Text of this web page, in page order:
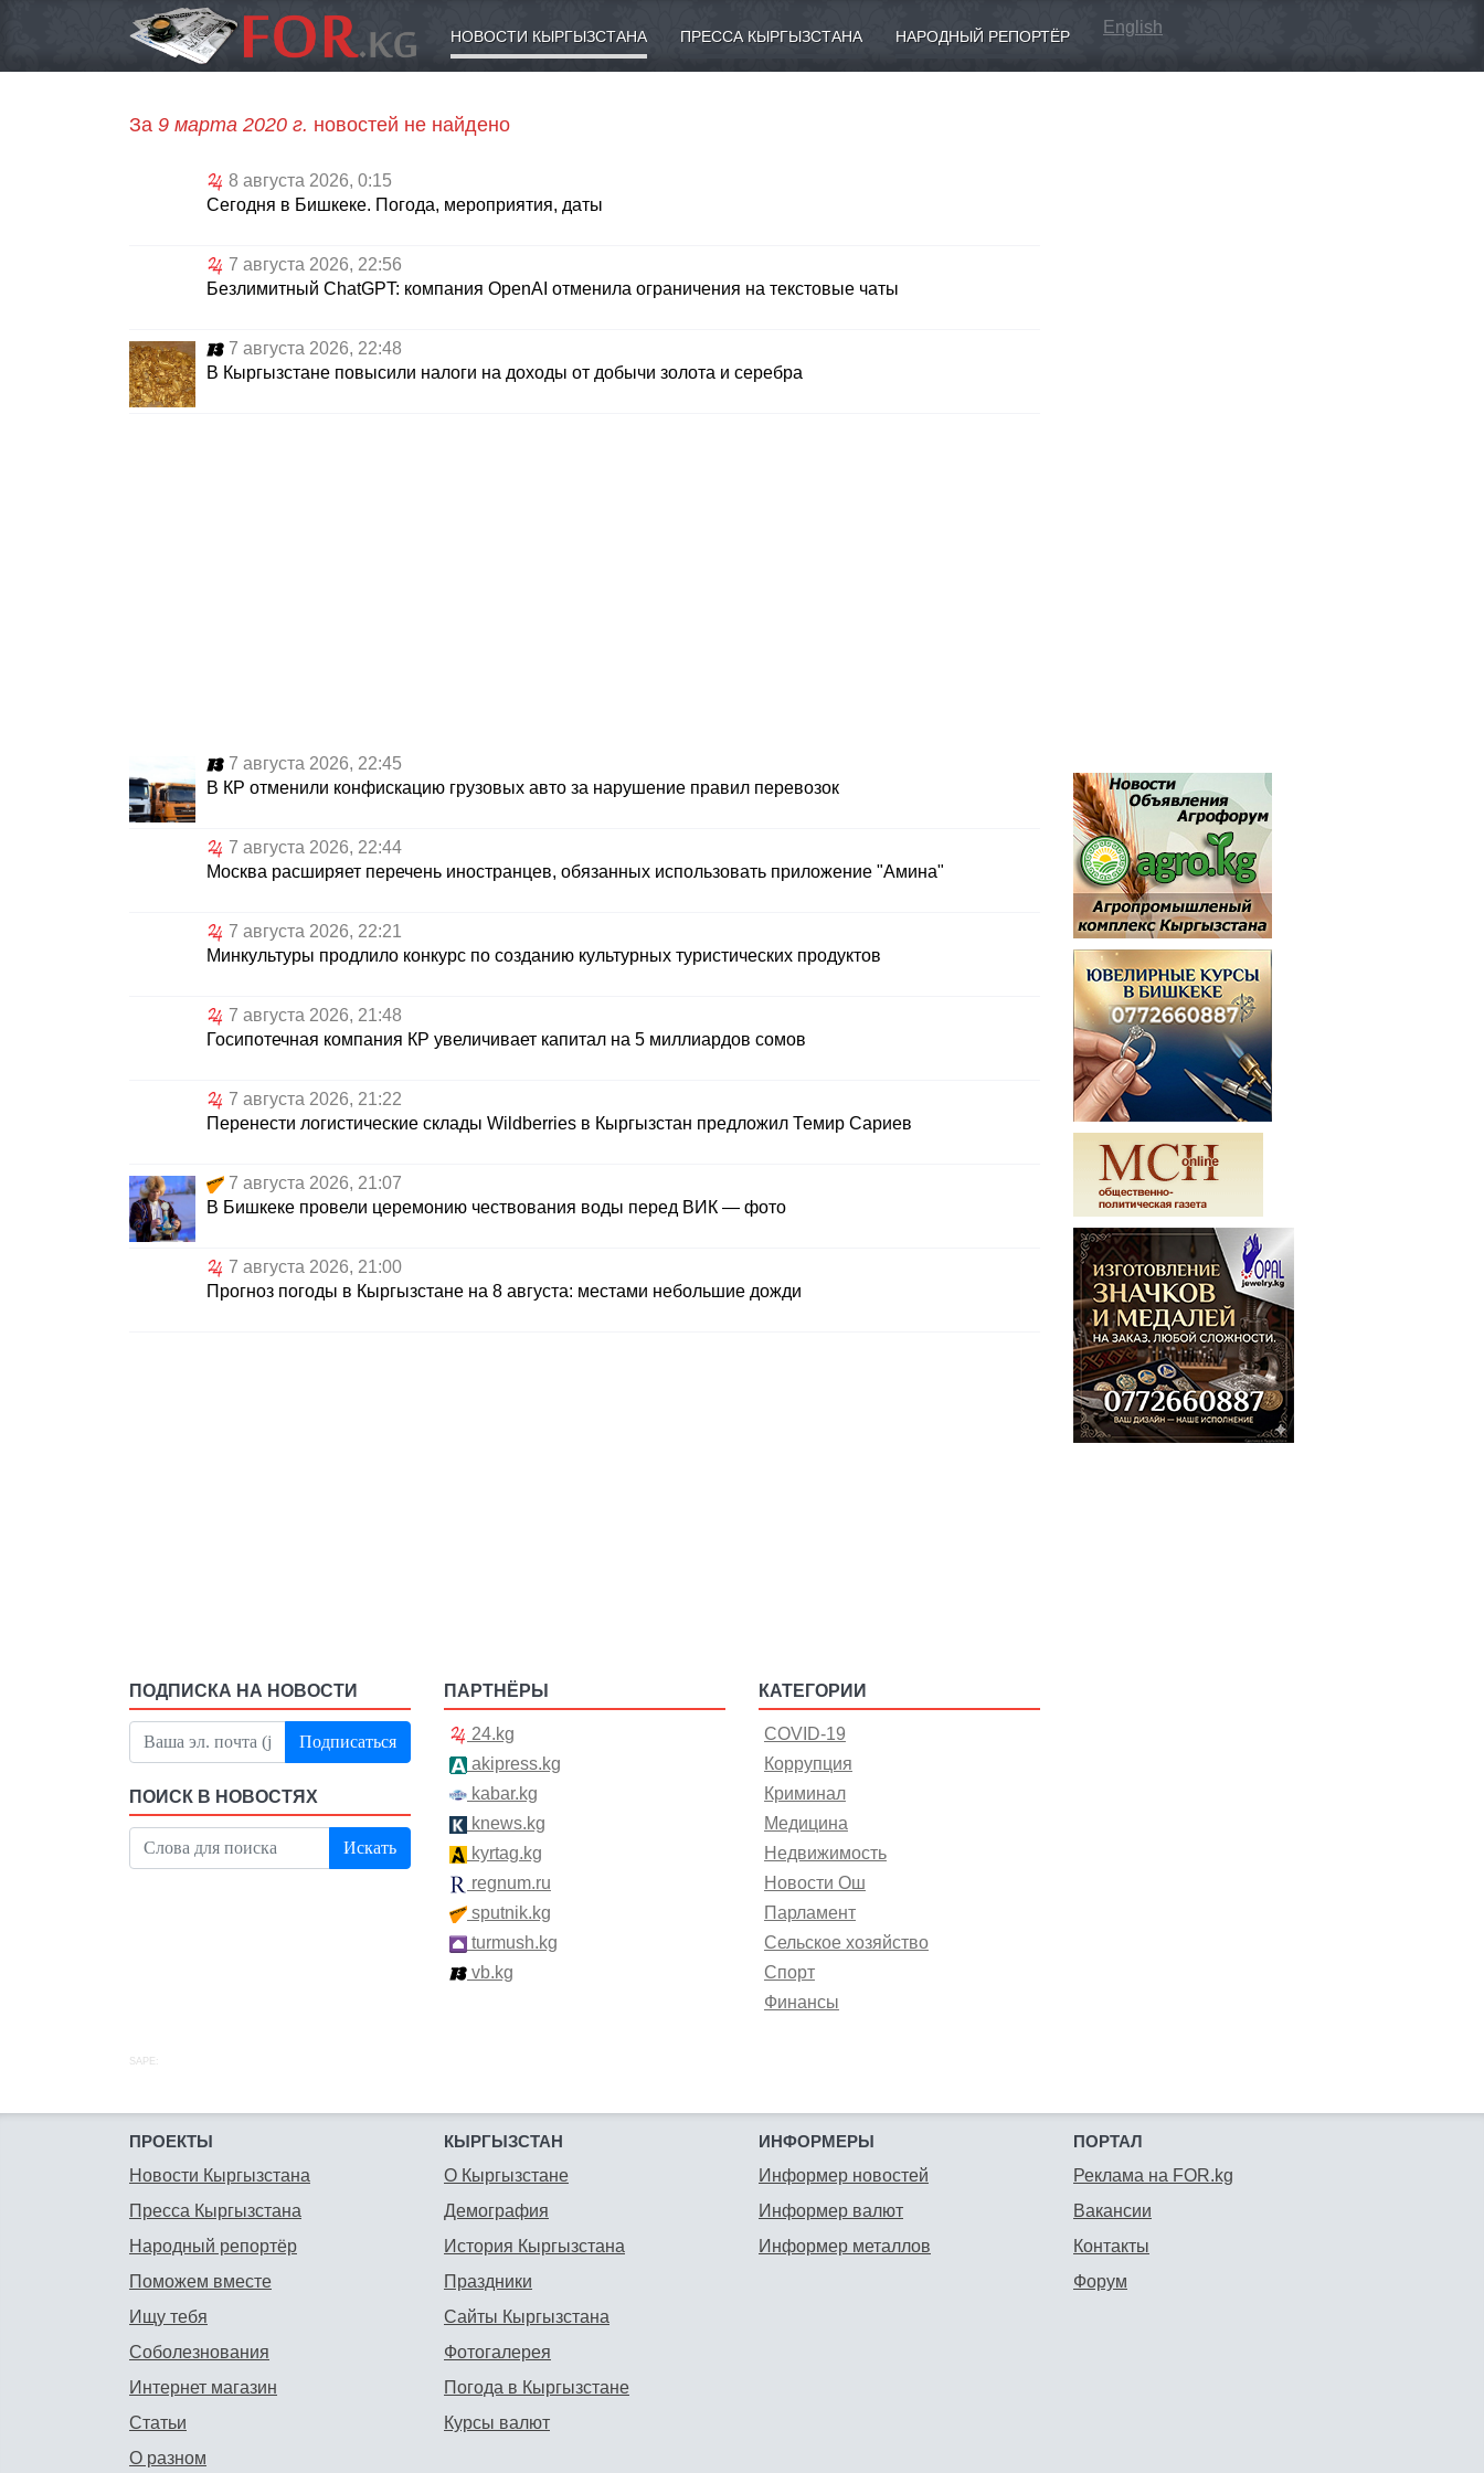
НОВОСТИ КЫРГЫЗСТАНА ПРЕССА КЫРГЫЗСТАНА НАРОДНЫЙ РЕПОРТЁР English
За 9 марта 2020 г. новостей не найдено
8 августа 2026, 0:15
Сегодня в Бишкеке. Погода, мероприятия, даты
7 августа 2026, 22:56
Безлимитный ChatGPT: компания OpenAI отменила ограничения на текстовые чаты
7 августа 2026, 22:48
В Кыргызстане повысили налоги на доходы от добычи золота и серебра
7 августа 2026, 22:45
В КР отменили конфискацию грузовых авто за нарушение правил перевозок
7 августа 2026, 22:44
Москва расширяет перечень иностранцев, обязанных использовать приложение "Амина"
7 августа 2026, 22:21
Минкультуры продлило конкурс по созданию культурных туристических продуктов
7 августа 2026, 21:48
Госипотечная компания КР увеличивает капитал на 5 миллиардов сомов
7 августа 2026, 21:22
Перенести логистические склады Wildberries в Кыргызстан предложил Темир Сариев
7 августа 2026, 21:07
В Бишкеке провели церемонию чествования воды перед ВИК — фото
7 августа 2026, 21:00
Прогноз погоды в Кыргызстане на 8 августа: местами небольшие дожди
ПОДПИСКА НА НОВОСТИ
Подписаться
ПОИСК В НОВОСТЯХ
Искать
ПАРТНЁРЫ
24.kg
akipress.kg
kabar.kg
knews.kg
kyrtag.kg
regnum.ru
sputnik.kg
turmush.kg
vb.kg
КАТЕГОРИИ
COVID-19
Коррупция
Криминал
Медицина
Недвижимость
Новости Ош
Парламент
Сельское хозяйство
Спорт
Финансы
SAPE:
ПРОЕКТЫ
Новости Кыргызстана
Пресса Кыргызстана
Народный репортёр
Поможем вместе
Ищу тебя
Соболезнования
Интернет магазин
Статьи
О разном
КЫРГЫЗСТАН
О Кыргызстане
Демография
История Кыргызстана
Праздники
Сайты Кыргызстана
Фотогалерея
Погода в Кыргызстане
Курсы валют
ИНФОРМЕРЫ
Информер новостей
Информер валют
Информер металлов
ПОРТАЛ
Реклама на FOR.kg
Вакансии
Контакты
Форум